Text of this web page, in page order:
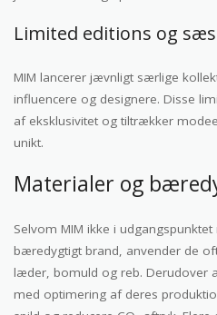
Limited editions og
MIM lancerer jævnligt særlige
influencere og designere. Disse
af eksklusivitet og tiltrækker
unikt.
Materialer og
Selvom MIM ikke i
bæredygtigt brand, anvender de
læder, bomuld og reb. Derudover
med optimering af deres